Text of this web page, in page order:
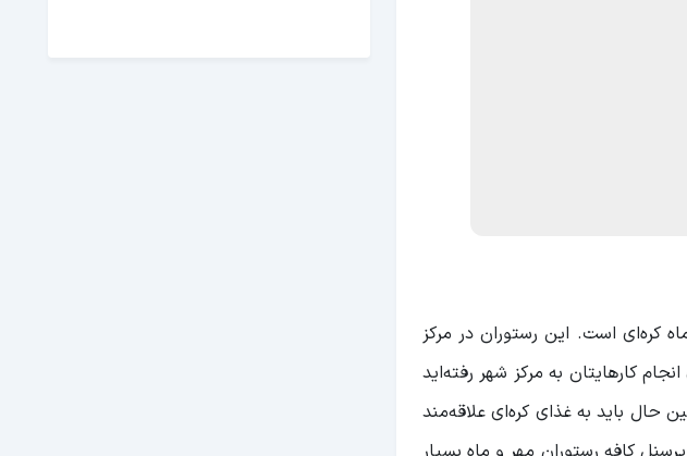
کره‌ای است. این رستوران در مرکز
کار‌هایتان به مرکز شهر رفته‌اید
حال باید به غذای کره‌ای علاقه‌مند